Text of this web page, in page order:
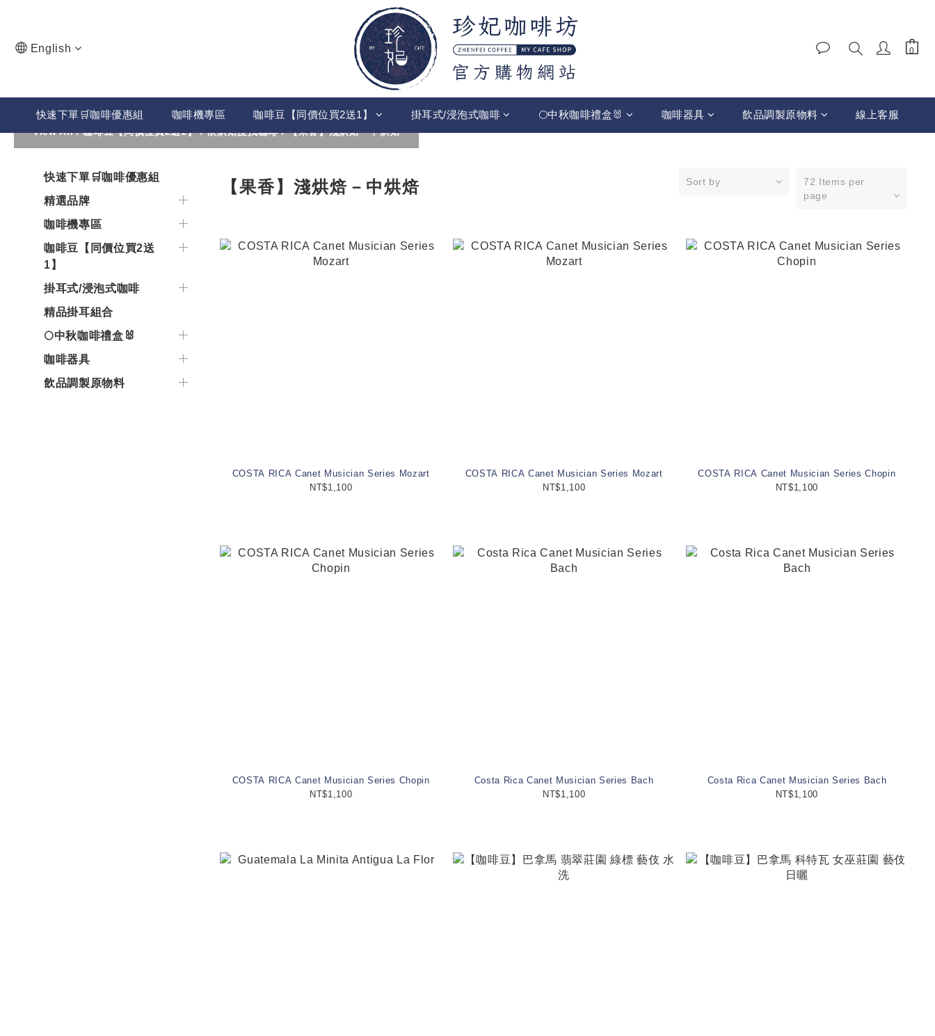
English
快速下單🛒咖啡優惠組 咖啡機專區 咖啡豆【同價位買2送1】 掛耳式/浸泡式咖啡 🌕中秋咖啡禮盒🐰 咖啡器具 飲品調製原物料 線上客服
View All/咖啡豆【同價位買2送1】/依烘焙度找咖啡/【果香】淺烘焙－中烘焙
快速下單🛒咖啡優惠組
精選品牌
咖啡機專區
咖啡豆【同價位買2送
1】
掛耳式/浸泡式咖啡
精品掛耳組合
🌕中秋咖啡禮盒🐰
咖啡器具
飲品調製原物料
【果香】淺烘焙－中烘焙 Sort by
72 Items per
page
COSTA RICA Canet Musician Series Mozart
NT$1,100
COSTA RICA Canet Musician Series Mozart
NT$1,100
COSTA RICA Canet Musician Series Chopin
NT$1,100
COSTA RICA Canet Musician Series Chopin
NT$1,100
Costa Rica Canet Musician Series Bach
NT$1,100
Costa Rica Canet Musician Series Bach
NT$1,100